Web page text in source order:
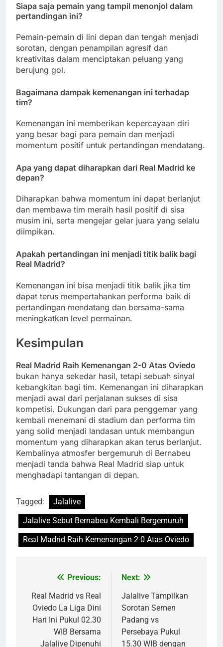
Siapa saja pemain yang tampil menonjol dalam
pertandingan ini?
Pemain-pemain di lini depan dan tengah menjadi
sorotan, dengan penampilan agresif dan
kreativitas dalam menciptakan peluang yang
berujung gol.
Bagaimana dampak kemenangan ini terhadap
tim?
Kemenangan ini memberikan kepercayaan diri
yang besar bagi para pemain dan menjadi
momentum positif untuk pertandingan mendatang.
Apa yang dapat diharapkan dari Real Madrid ke
depan?
Diharapkan bahwa momentum ini dapat berlanjut
dan membawa tim meraih hasil positif di sisa
musim ini, serta mengejar gelar juara yang selalu
diimpikan.
Apakah pertandingan ini menjadi titik balik bagi
Real Madrid?
Kemenangan ini bisa menjadi titik balik jika tim
dapat terus mempertahankan performa baik di
pertandingan mendatang dan bersama-sama
meningkatkan level permainan.
Kesimpulan
Real Madrid Raih Kemenangan 2-0 Atas Oviedo
bukan hanya sekedar hasil, tetapi sebuah sinyal
kebangkitan bagi tim. Kemenangan ini diharapkan
menjadi awal dari perjalanan sukses di sisa
kompetisi. Dukungan dari para penggemar yang
kembali menemani di stadium dan performa tim
yang solid menjadi landasan untuk membangun
momentum yang diharapkan akan terus berlanjut.
Kembalinya atmosfer bergemuruh di Bernabeu
menjadi tanda bahwa Real Madrid siap untuk
menghadapi tantangan di depan.
Tagged:
Jalalive
Jalalive Sebut Bernabeu Kembali Bergemuruh
Real Madrid Raih Kemenangan 2-0 Atas Oviedo
navigation
Previous:
Real Madrid vs Real
Oviedo La Liga Dini
Hari Ini Pukul 02.30
WIB Bersama
Jalalive Dipenuhi
Next:
Jalalive Tampilkan
Sorotan Semen
Padang vs
Persebaya Pukul
15.30 WIB dengan